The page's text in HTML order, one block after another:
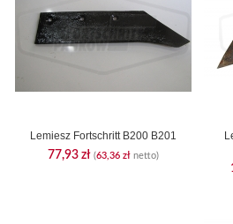
Lemiesz Fortschritt B200 B201
77,93 zł (63,36 zł netto)